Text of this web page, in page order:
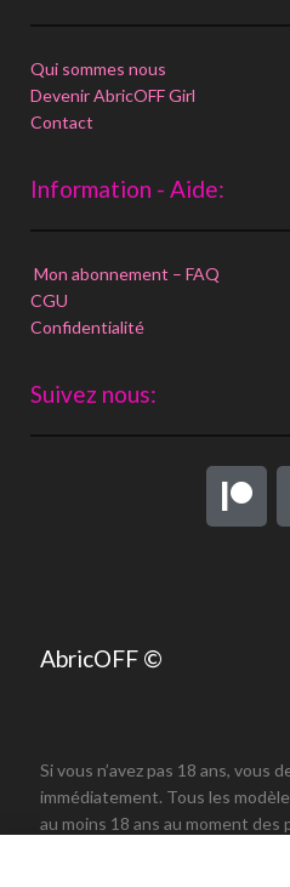
Qui sommes nous
Devenir AbricOFF Girl
Contact
Information - Aide:
Mon abonnement – FAQ
CGU
Confidentialité
Suivez nous:
AbricOFF ©
Si vous n’avez pas 18 ans, vous
immédiatement. Tous les
au moins 18 ans au moment des